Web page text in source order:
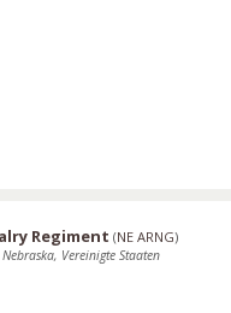
Regiment (NE ARNG)
Vereinigte Staaten